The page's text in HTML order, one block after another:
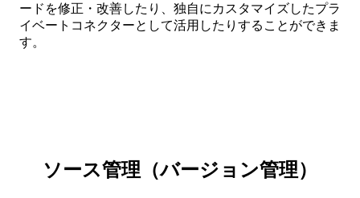
ードを修正・改善したり、独自にカスタマイズしたプラ
イベートコネクターとして活用したりすることができま
す。
ソース管理（バージョン管理）